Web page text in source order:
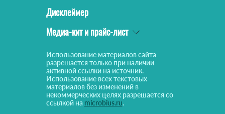
Дисклеймер
Медиа-кит и прайс-лист
Использование материалов сайта
разрешается только при наличии
активной ссылки на источник.
Использование всех текстовых
материалов без изменений в
некоммерческих целях разрешается со
ссылкой на microbius.ru.